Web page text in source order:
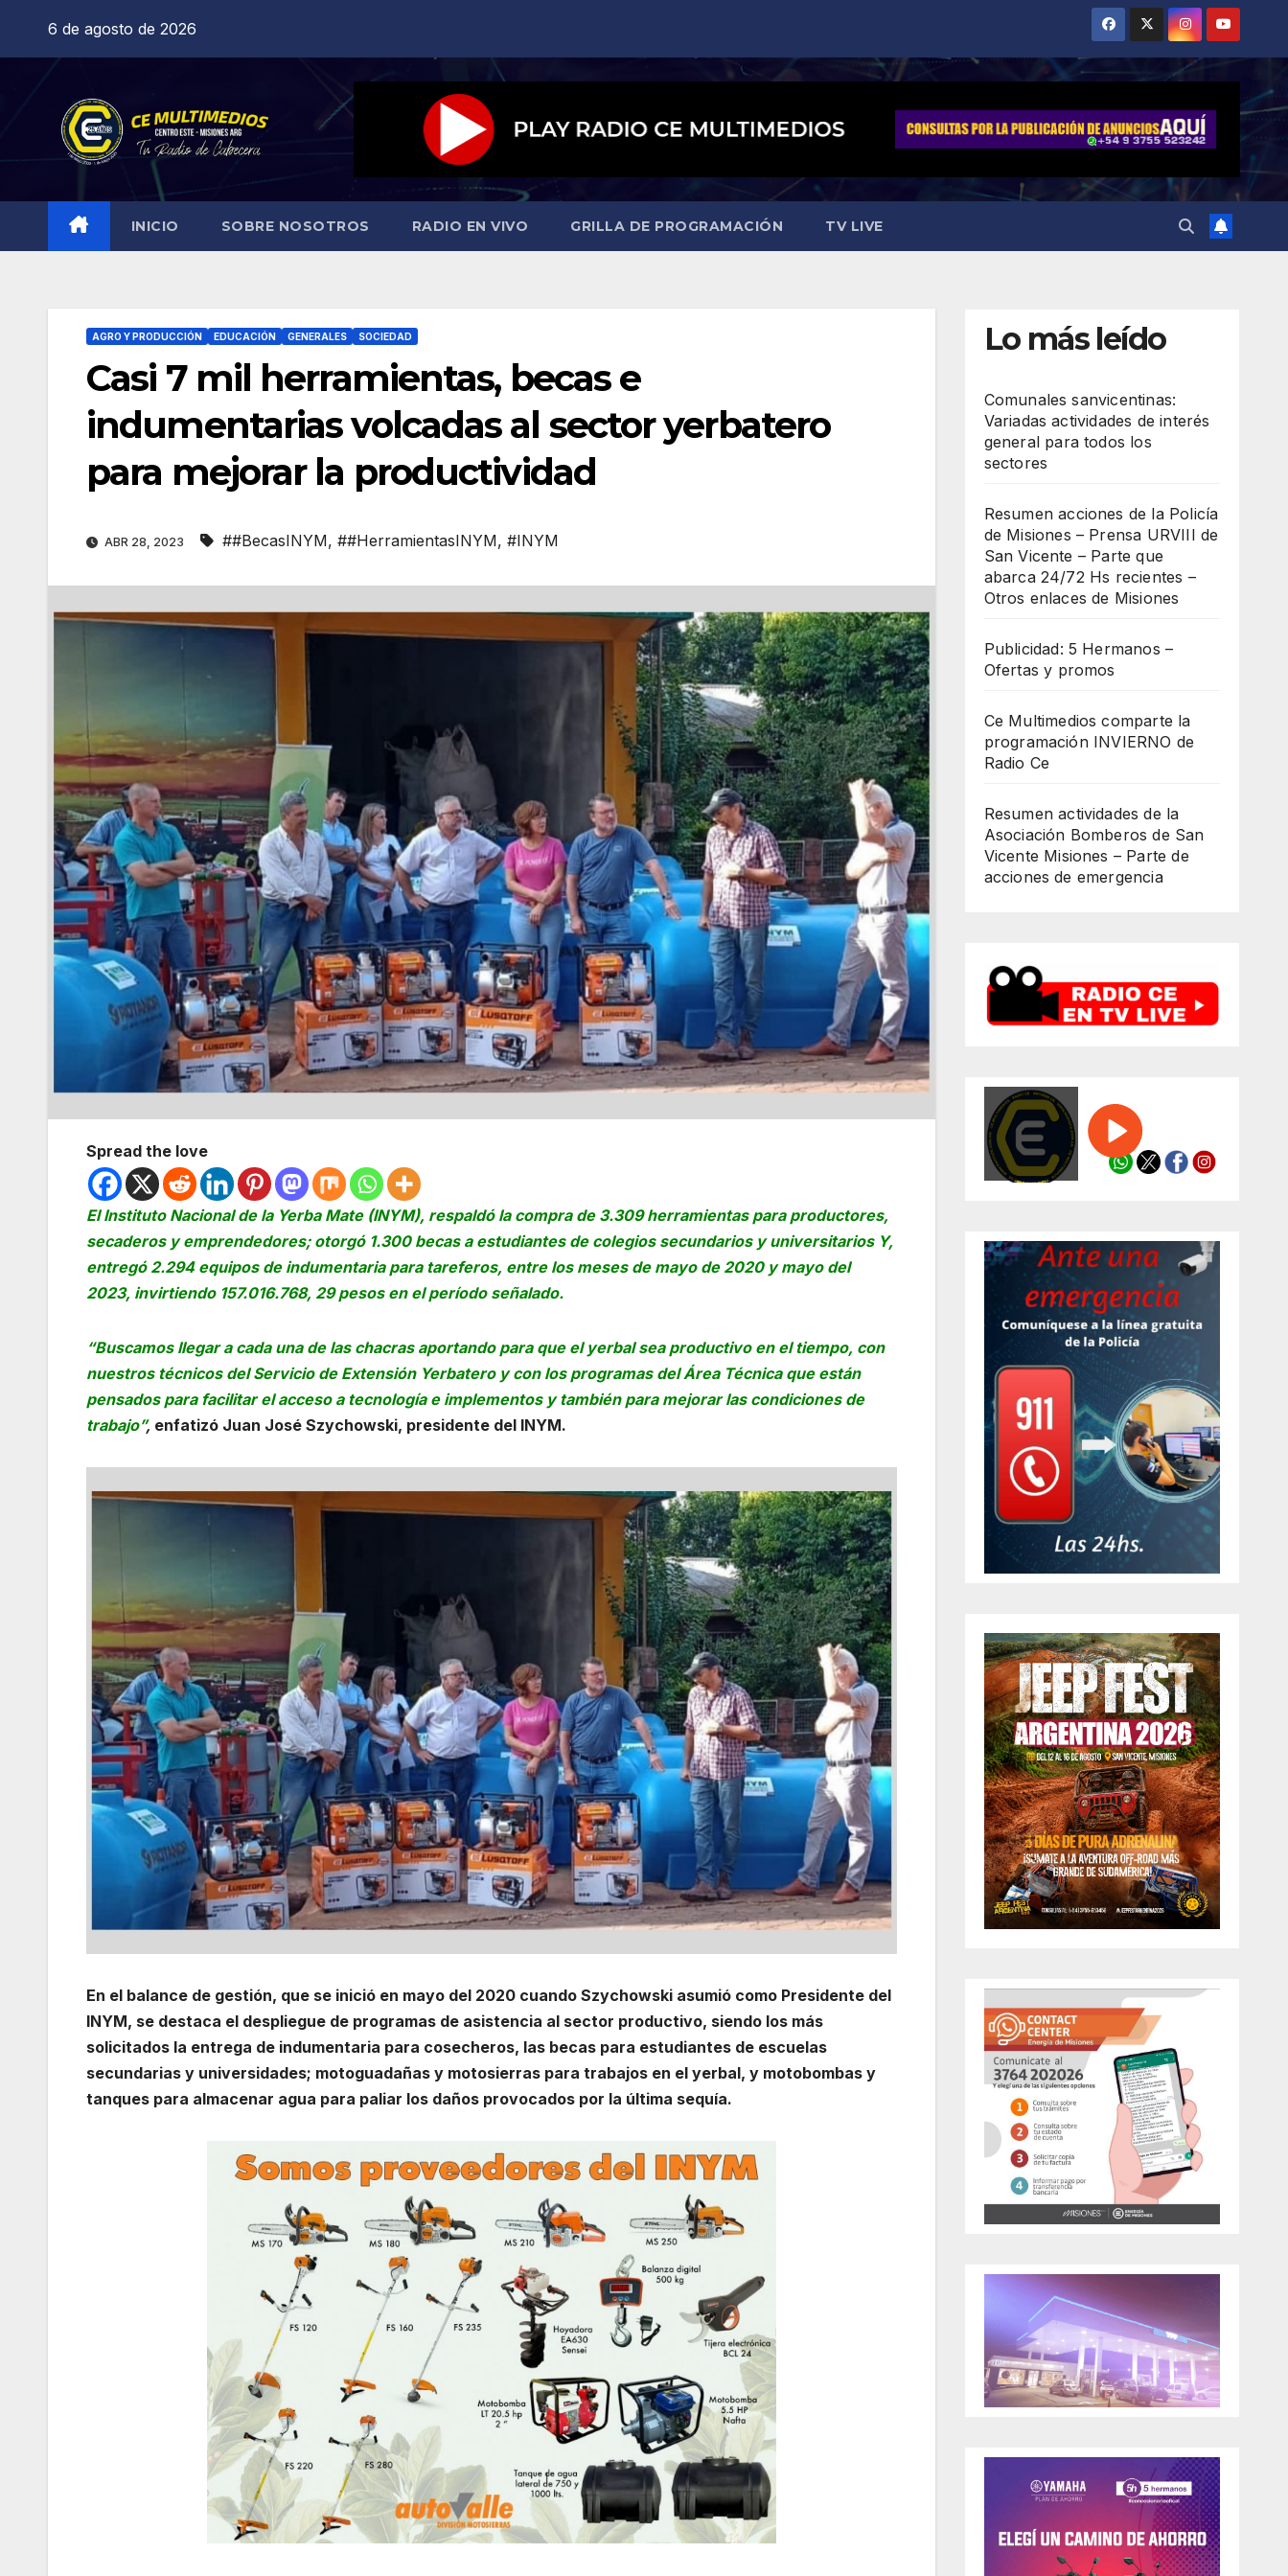
6 de agosto de 2026
INICIO SOBRE NOSOTROS RADIO EN VIVO GRILLA DE PROGRAMACIÓN TV LIVE
AGRO Y PRODUCCIÓN EDUCACIÓN GENERALES SOCIEDAD
Casi 7 mil herramientas, becas e
indumentarias volcadas al sector yerbatero
para mejorar la productividad
ABR 28, 2023 ##BecasINYM, ##HerramientasINYM, #INYM
Spread the love
El Instituto Nacional de la Yerba Mate (INYM), respaldó la compra de 3.309 herramientas para productores,
secaderos y emprendedores; otorgó 1.300 becas a estudiantes de colegios secundarios y universitarios Y,
entregó 2.294 equipos de indumentaria para tareferos, entre los meses de mayo de 2020 y mayo del
2023, invirtiendo 157.016.768, 29 pesos en el período señalado.
“Buscamos llegar a cada una de las chacras aportando para que el yerbal sea productivo en el tiempo, con
nuestros técnicos del Servicio de Extensión Yerbatero y con los programas del Área Técnica que están
pensados para facilitar el acceso a tecnología e implementos y también para mejorar las condiciones de
trabajo”, enfatizó Juan José Szychowski, presidente del INYM.
En el balance de gestión, que se inició en mayo del 2020 cuando Szychowski asumió como Presidente del
INYM, se destaca el despliegue de programas de asistencia al sector productivo, siendo los más
solicitados la entrega de indumentaria para cosecheros, las becas para estudiantes de escuelas
secundarias y universidades; motoguadañas y motosierras para trabajos en el yerbal, y motobombas y
tanques para almacenar agua para paliar los daños provocados por la última sequía.
Lo más leído
Comunales sanvicentinas:
Variadas actividades de interés
general para todos los
sectores
Resumen acciones de la Policía
de Misiones – Prensa URVIII de
San Vicente – Parte que
abarca 24/72 Hs recientes –
Otros enlaces de Misiones
Publicidad: 5 Hermanos –
Ofertas y promos
Ce Multimedios comparte la
programación INVIERNO de
Radio Ce
Resumen actividades de la
Asociación Bomberos de San
Vicente Misiones – Parte de
acciones de emergencia